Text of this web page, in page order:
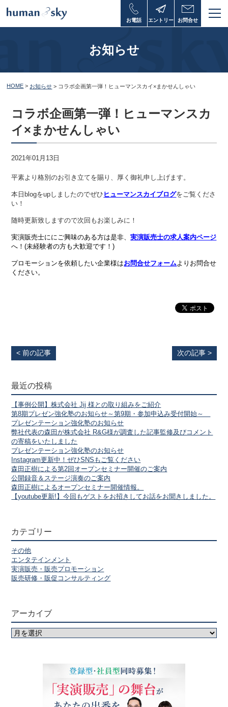
お電話 エントリー お問合せ
お知らせ
HOME > お知らせ > コラボ企画第一弾！ヒューマンスカイ×まかせんしゃい
コラボ企画第一弾！ヒューマンスカ
イ×まかせんしゃい
2021年01月13日
平素より格別のお引き立てを賜り、厚く御礼申し上げます。
本日blogをupしましたのでぜひ ヒューマンスカイブログをご覧くださ
い！
随時更新致しますので次回もお楽しみに！
実演販売士ににご興味のある方は是非、実演販売士の求人案内ページ
へ！(未経験者の方も大歓迎です！)
プロモーションを依頼したい企業様はお問合せフォームよりお問合せ
ください。
< 前の記事 次の記事 >
最近の投稿
【事例公開】株式会社 Jij 様との取り組みをご紹介
第8期プレゼン強化塾のお知らせ～第9期・参加申込み受付開始～
プレゼンテーション強化塾のお知らせ
弊社代表の森田が株式会社 R&G様が調査した記事監修及びコメント
の寄稿をいたしました
プレゼンテーション強化塾のお知らせ
Instagram更新中！ぜひSNSもご覧ください
森田正樹による第2回オープンセミナー開催のご案内
公開録音＆ステージ演奏のご案内
森田正樹によるオープンセミナー開催情報。
【youtube更新!】今回もゲストをお招きしてお話をお聞きしました。
カテゴリー
その他
エンタテインメント
実演販売・販売プロモーション
販売研修・販促コンサルティング
アーカイブ